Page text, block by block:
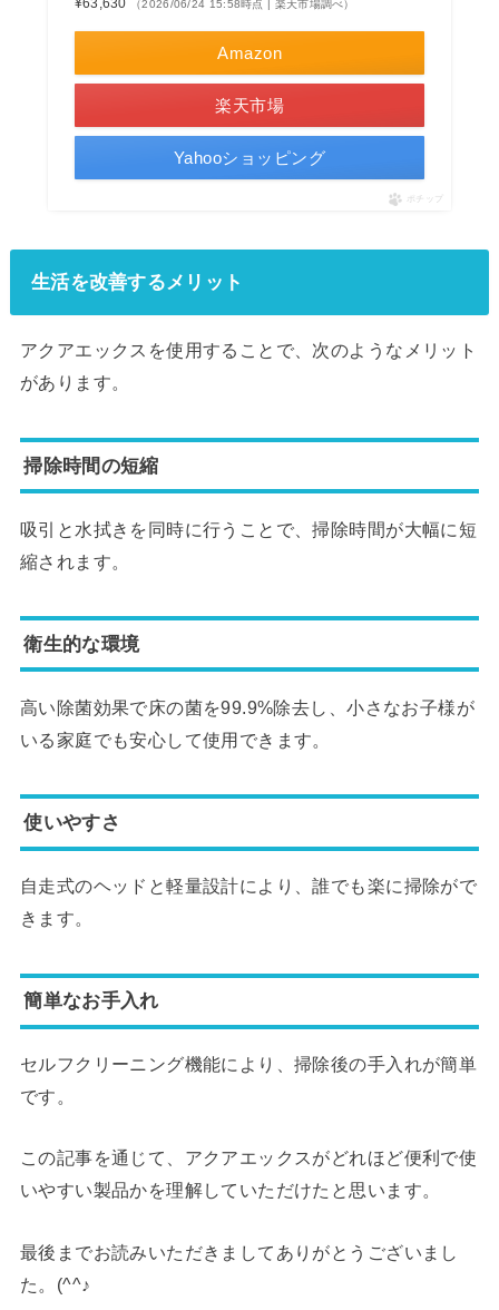
¥63,630 （2026/06/24 15:58時点 | 楽天市場調べ）
Amazon
楽天市場
Yahooショッピング
ポチップ
生活を改善するメリット
アクアエックスを使用することで、次のようなメリット
があります。
掃除時間の短縮
吸引と水拭きを同時に行うことで、掃除時間が大幅に短
縮されます。
衛生的な環境
高い除菌効果で床の菌を99.9%除去し、小さなお子様が
いる家庭でも安心して使用できます。
使いやすさ
自走式のヘッドと軽量設計により、誰でも楽に掃除がで
きます。
簡単なお手入れ
セルフクリーニング機能により、掃除後の手入れが簡単
です。
この記事を通じて、アクアエックスがどれほど便利で使
いやすい製品かを理解していただけたと思います。
最後までお読みいただきましてありがとうございまし
た。(^^♪